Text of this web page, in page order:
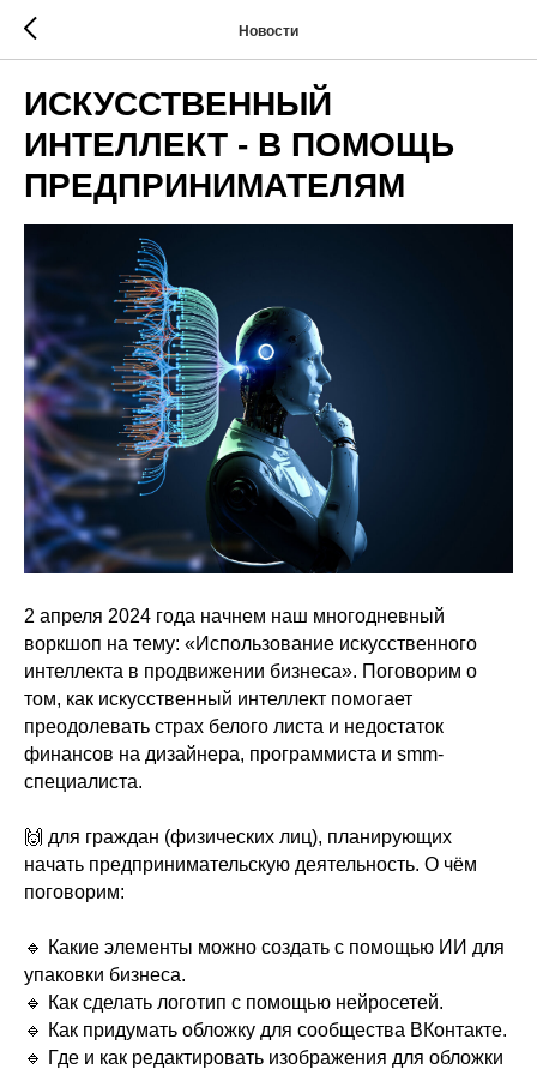
Новости
ИСКУССТВЕННЫЙ
ИНТЕЛЛЕКТ - В ПОМОЩЬ
ПРЕДПРИНИМАТЕЛЯМ
2 апреля 2024 года начнем наш многодневный
воркшоп на тему: «Использование искусственного
интеллекта в продвижении бизнеса». Поговорим о
том, как искусственный интеллект помогает
преодолевать страх белого листа и недостаток
финансов на дизайнера, программиста и smm-
специалиста.
🙌 для граждан (физических лиц), планирующих
начать предпринимательскую деятельность. О чём
поговорим:
🔹 Какие элементы можно создать с помощью ИИ для
упаковки бизнеса.
🔹 Как сделать логотип с помощью нейросетей.
🔹 Как придумать обложку для сообщества ВКонтакте.
🔹 Где и как редактировать изображения для обложки